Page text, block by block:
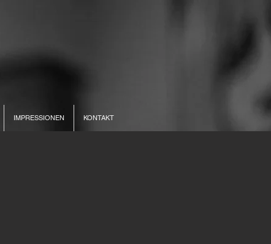
IMPRESSIONEN KONTAKT